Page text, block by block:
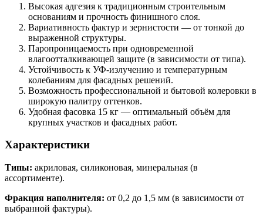
Высокая адгезия к традиционным строительным
основаниям и прочность финишного слоя.
Вариативность фактур и зернистости — от тонкой до
выраженной структуры.
Паропроницаемость при одновременной
влагоотталкивающей защите (в зависимости от типа).
Устойчивость к УФ-излучению и температурным
колебаниям для фасадных решений.
Возможность профессиональной и бытовой колеровки в
широкую палитру оттенков.
Удобная фасовка 15 кг — оптимальный объём для
крупных участков и фасадных работ.
Характеристики
Типы: акриловая, силиконовая, минеральная (в
ассортименте).
Фракция наполнителя: от 0,2 до 1,5 мм (в зависимости от
выбранной фактуры).